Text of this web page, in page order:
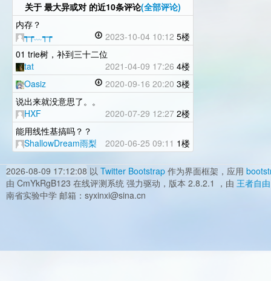
关于 最大异或对 的近10条评论(全部评论)
内存？
┭┮﹏┭┮
2023-10-04 10:12 5楼
01 trie树，补到三十二位
tat
2021-04-09 17:26 4楼
Oasiz
2020-09-16 20:20 3楼
说出来就没意思了。。
HXF
2020-07-29 12:27 2楼
能用线性基搞吗？？
ShallowDream雨梨
2020-06-25 09:11 1楼
2026-08-09 17:12:08 以 Twitter Bootstrap 作为界面框架，应用
由 CmYkRgB123 在线评测系统 强力驱动，版本 2.8.2.1 ，由 王者自由
南省实验中学 邮箱：syxinxi@sina.cn